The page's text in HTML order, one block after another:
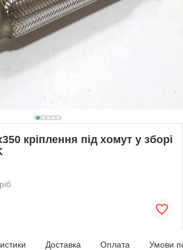
кріплення під хомут у зборі
Доставка Оплата Умови